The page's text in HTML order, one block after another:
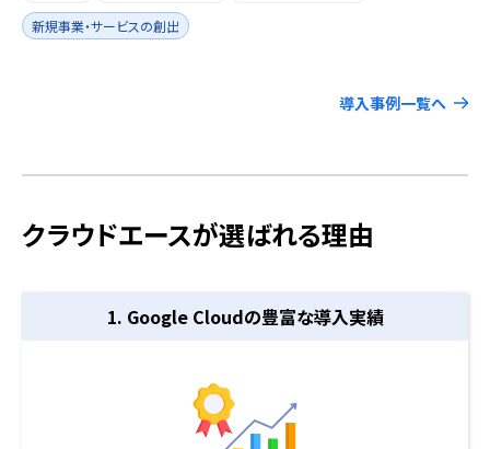
新規事業・サービスの創出
導入事例一覧へ
クラウドエースが選ばれる理由
1. Google Cloudの豊富な導入実績